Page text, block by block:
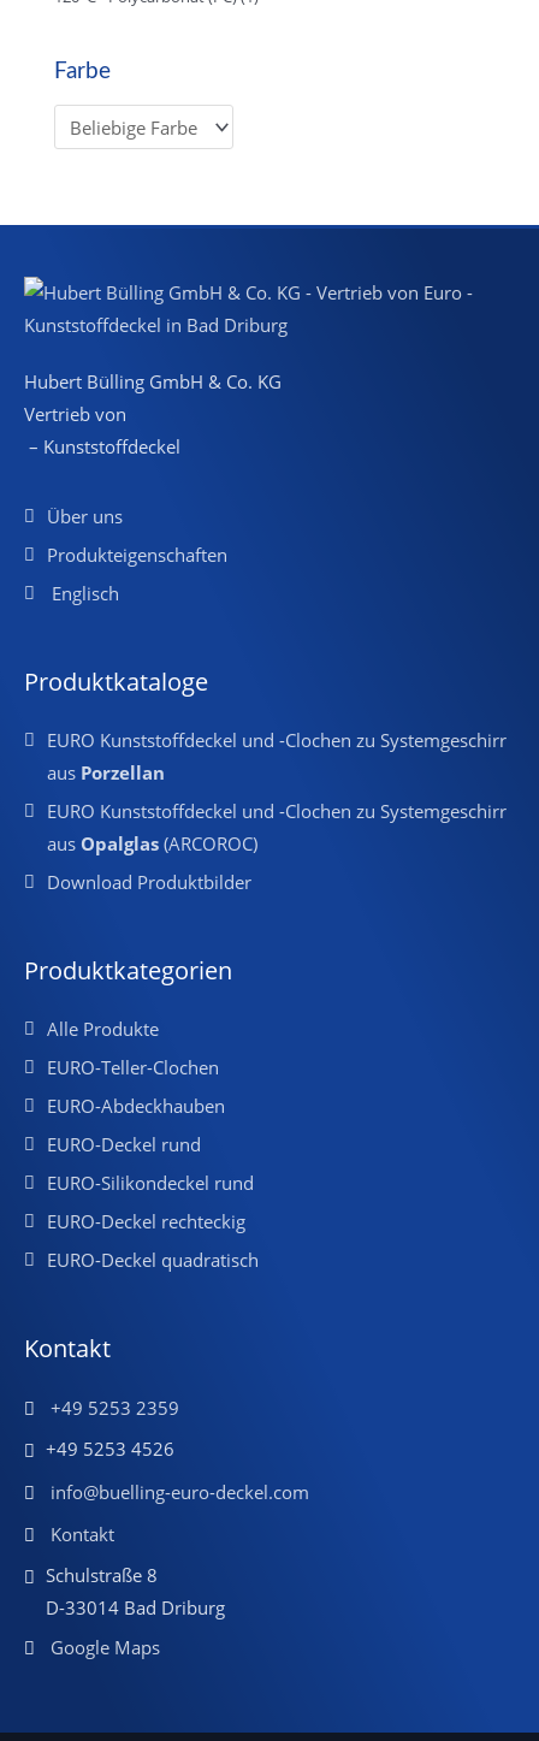
Farbe
Hubert Bülling GmbH & Co. KG
Vertrieb von
– Kunststoffdeckel
Über uns
Produkteigenschaften
Englisch
Produktkataloge
EURO Kunststoffdeckel und -Clochen zu Systemgeschirr
aus Porzellan
EURO Kunststoffdeckel und -Clochen zu Systemgeschirr
aus Opalglas (ARCOROC)
Download Produktbilder
Produktkategorien
Alle Produkte
EURO-Teller-Clochen
EURO-Abdeckhauben
EURO-Deckel rund
EURO-Silikondeckel rund
EURO-Deckel rechteckig
EURO-Deckel quadratisch
Kontakt
+49 5253 2359
+49 5253 4526
info@buelling-euro-deckel.com
Kontakt
Schulstraße 8
D-33014 Bad Driburg
Google Maps